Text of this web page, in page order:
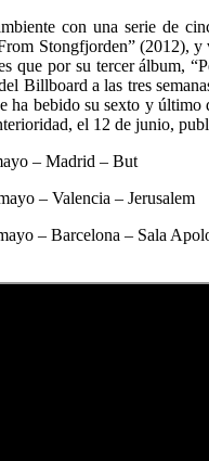
con una serie de
Stongfjorden” (2012), y
que por su tercer álbum,
Billboard a las tres
ha bebido su sexto y
el 12 de junio,
– Madrid – But
– Valencia – Jerusalem
– Barcelona – Sala